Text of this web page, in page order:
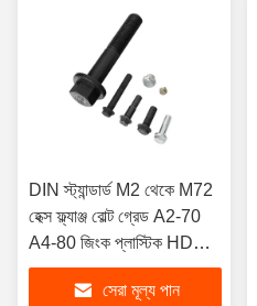
DIN স্ট্যান্ডার্ড M2 থেকে M72
হেক্স ফ্ল্যাঞ্জ বোল্ট গ্রেড A2-70
A4-80 জিংক প্লাস্টিক HDG
এর সাথে জারা প্রতিরোধের এবং
স্থায়িত্বের জন্যসেরা মূল্য পান